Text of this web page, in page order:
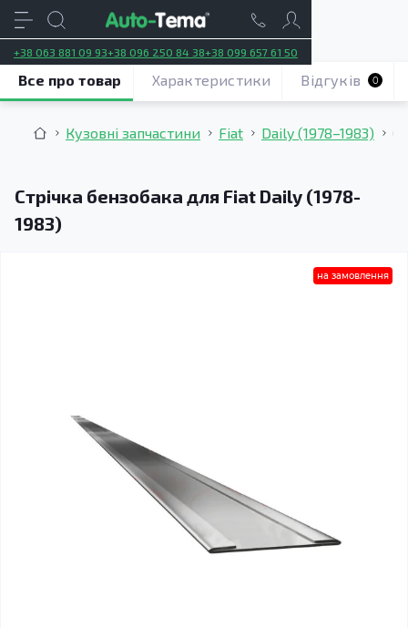
+38 063 881 09 93+38 096 250 84 38+38 099 657 61 50
Кузовні запчастини Fiat Daily (1978–1983)
Стрічка бензобака для Fiat Daily (1978-
1983)
Все про товар Характеристики Відгуків 0
на замовлення